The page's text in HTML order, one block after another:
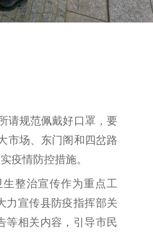
请规范佩戴好口罩，要
市场、东门阁和四岔路
疫情防控措施。
整治宣传作为重点工
力宣传县防疫指挥部关
等相关内容，引导市民